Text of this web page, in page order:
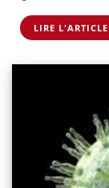
LIRE L'ARTICLE